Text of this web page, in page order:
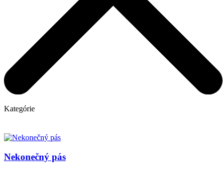
Kategórie
Nekonečný pás